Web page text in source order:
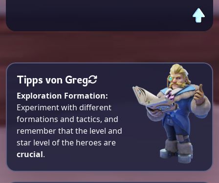
Tipps von Greg
Exploration Formation:
Experiment with different
formations and tactics, and
remember that the level and
star level of the heroes are
crucial.